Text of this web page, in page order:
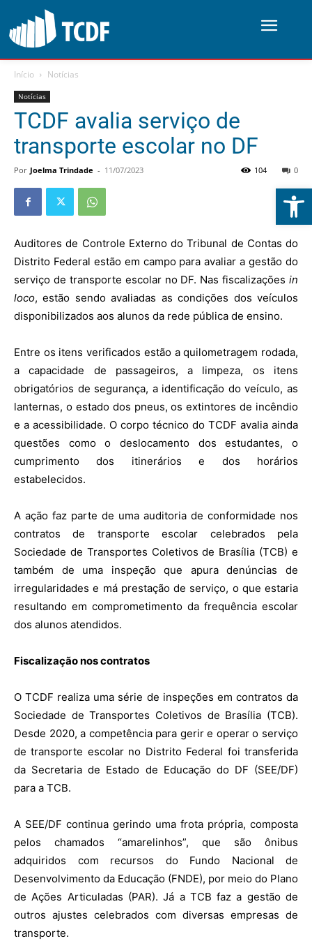
Abrir
Início Notícias
Notícias
TCDF avalia serviço de
transporte escolar no DF
Por Joelma Trindade - 11/07/2023 0
104
Auditores de Controle Externo do Tribunal de Contas do
Distrito Federal estão em campo para avaliar a gestão do
serviço de transporte escolar no DF. Nas fiscalizações in
loco, estão sendo avaliadas as condições dos veículos
disponibilizados aos alunos da rede pública de ensino.
Entre os itens verificados estão a quilometragem rodada,
a capacidade de passageiros, a limpeza, os itens
obrigatórios de segurança, a identificação do veículo, as
lanternas, o estado dos pneus, os extintores de incêndio
e a acessibilidade. O corpo técnico do TCDF avalia ainda
questões como o deslocamento dos estudantes, o
cumprimento dos itinerários e dos horários
estabelecidos.
A ação faz parte de uma auditoria de conformidade nos
contratos de transporte escolar celebrados pela
Sociedade de Transportes Coletivos de Brasília (TCB) e
também de uma inspeção que apura denúncias de
irregularidades e má prestação de serviço, o que estaria
resultando em comprometimento da frequência escolar
dos alunos atendidos.
Fiscalização nos contratos
O TCDF realiza uma série de inspeções em contratos da
Sociedade de Transportes Coletivos de Brasília (TCB).
Desde 2020, a competência para gerir e operar o serviço
de transporte escolar no Distrito Federal foi transferida
da Secretaria de Estado de Educação do DF (SEE/DF)
para a TCB.
A SEE/DF continua gerindo uma frota própria, composta
pelos chamados “amarelinhos”, que são ônibus
adquiridos com recursos do Fundo Nacional de
Desenvolvimento da Educação (FNDE), por meio do Plano
de Ações Articuladas (PAR). Já a TCB faz a gestão de
outros ajustes celebrados com diversas empresas de
transporte.